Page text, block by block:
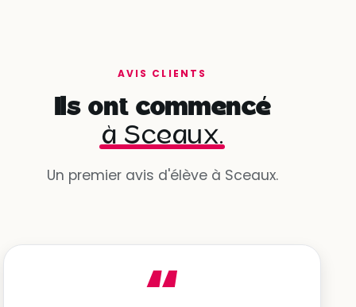
AVIS CLIENTS
Ils ont commencé
à Sceaux.
Un premier avis d'élève à Sceaux.